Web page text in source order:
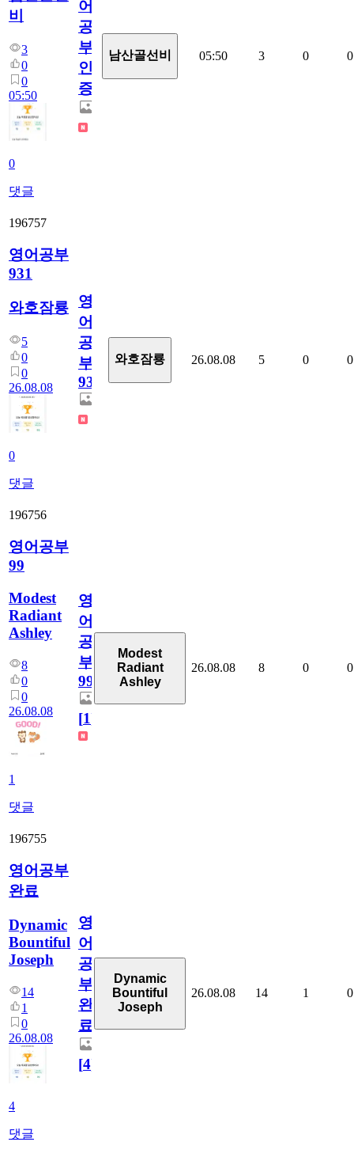
비
3
0
0
05:50
0
댓글
어
공
부
인
증
남산골선비 05:50 3 0 0
196757
영어공부
931
와호잠룡
5
0
0
26.08.08
0
댓글
영
어
공
부
931
와호잠룡 26.08.08 5 0 0
196756
영어공부
99
Modest
Radiant
Ashley
8
0
0
26.08.08
1
댓글
영
어
공
부
99
[1]
Modest
Radiant
Ashley
26.08.08 8 0 0
196755
영어공부
완료
Dynamic
Bountiful
Joseph
14
1
0
26.08.08
4
댓글
영
어
공
부
완
료
[4]
Dynamic
Bountiful
Joseph
26.08.08 14 1 0